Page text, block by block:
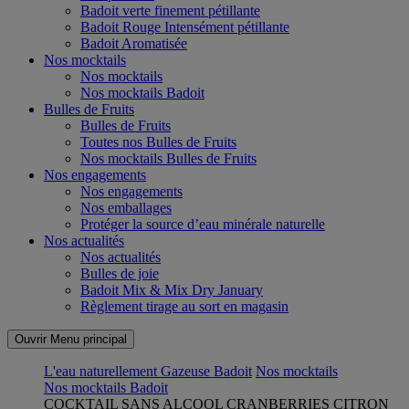
Badoit verte finement pétillante
Badoit Rouge Intensément pétillante
Badoit Aromatisée
Nos mocktails
Nos mocktails
Nos mocktails Badoit
Bulles de Fruits
Bulles de Fruits
Toutes nos Bulles de Fruits
Nos mocktails Bulles de Fruits
Nos engagements
Nos engagements
Nos emballages
Protéger la source d’eau minérale naturelle
Nos actualités
Nos actualités
Bulles de joie
Badoit Mix & Mix Dry January
Règlement tirage au sort en magasin
Ouvrir Menu principal
L'eau naturellement Gazeuse Badoit Nos mocktails
Nos mocktails Badoit
COCKTAIL SANS ALCOOL CRANBERRIES CITRON